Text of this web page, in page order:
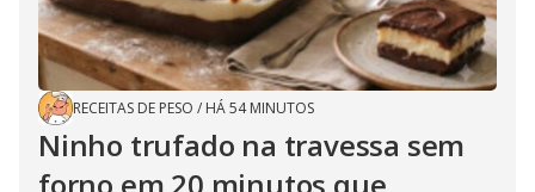
RECEITAS DE PESO / HÁ 54 MINUTOS
Ninho trufado na travessa sem